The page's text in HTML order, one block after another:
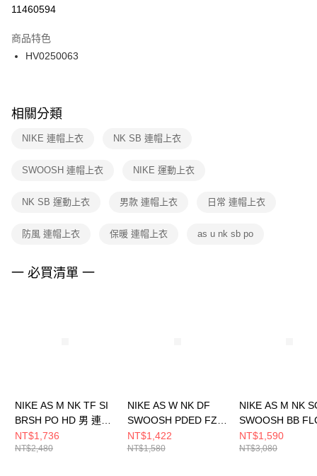
１．於結帳方式選擇「AFTEE先享後付」後，將跳轉至「AFTEE先享後付」
２．訂單成立數日內，您將收到繳費通知簡訊。
３．收到繳費通知簡訊後14天內，點擊此簡訊中的連結，可透過四大超商／
ATM／網路銀行／等多元方式進行付款，方視為交易完成。
※ 交易是否成功請以「AFTEE先享後付 」之結帳頁面顯示為準，若有關於
是否繳費成功／繳費後需取消欲退款等相關疑問，請聯繫「AFTEE先享後付
客戶支援中心」https://netprotections.freshdesk.com/support/home
１．透過由恩沛科技股份有限公司提供之「AFTEE先享後付」服務完成之交
權轉讓予恩沛科技股份有限公司。
３．未成年的使用者請事先徵得法定代理人或監護人之同意方可使用
４．使用「AFTEE先享後付」時，將依據個別帳號之用戶狀況，依本公司即
每筆NT$100，滿NT$1,500(含以上)免運費
付款後門市自取
每筆NT$100，滿NT$1,500(含以上)免運費
11460594
商品特色
HV0250063
相關分類
NIKE 連帽上衣 NK SB 連帽上衣
SWOOSH 連帽上衣 NIKE 運動上衣
NK SB 運動上衣 男款 連帽上衣 日常 連帽上衣
防風 連帽上衣 保暖 連帽上衣 as u nk sb po
一 必買清單 一
NIKE AS M NK TF SI
BRSH PO HD 男 連帽
上衣 IM5919237
NT$1,736
NT$2,480
NIKE AS W NK DF
SWOOSH PDED FZ
BRA 女 運動內衣
FN2732010
NT$1,422
NT$1,580
NIKE AS M NK
SWOOSH BB
男 長褲
NT$1,590
NT$3,080